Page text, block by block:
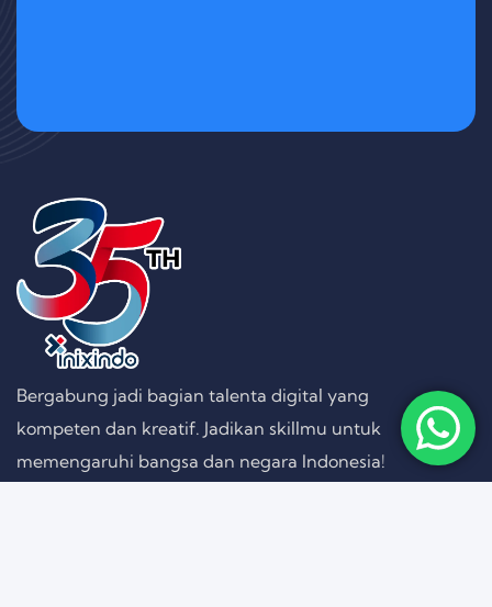
Bergabung jadi bagian talenta digital yang
kompeten dan kreatif. Jadikan skillmu untuk
memengaruhi bangsa dan negara Indonesia!